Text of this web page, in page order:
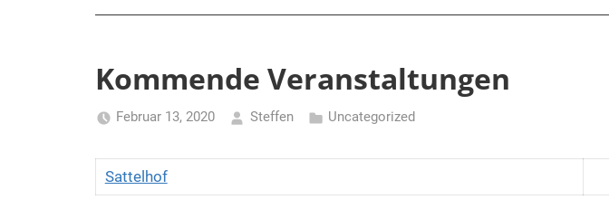
Kommende Veranstaltungen
Februar 13, 2020 Steffen Uncategorized
Sattelhof